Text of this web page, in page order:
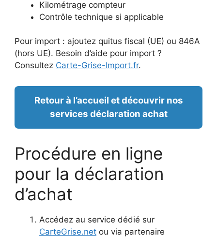
Kilométrage compteur
Contrôle technique si applicable
Pour import : ajoutez quitus fiscal (UE) ou 846A
(hors UE). Besoin d’aide pour import ?
Consultez Carte-Grise-Import.fr.
Retour à l’accueil et découvrir nos
services déclaration achat
Procédure en ligne
pour la déclaration
d’achat
Accédez au service dédié sur
CarteGrise.net ou via partenaire